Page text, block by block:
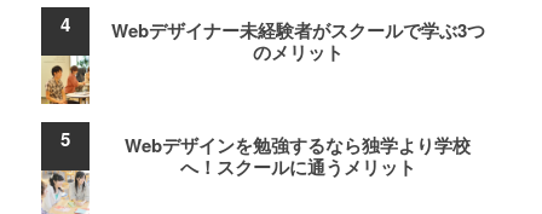
Webデザイナー未経験者がスクールで学ぶ3つ
のメリット
Webデザインを勉強するなら独学より学校
へ！スクールに通うメリット